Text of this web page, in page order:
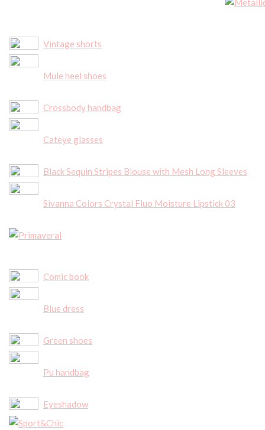
Vintage shorts
Mule heel shoes
Crossbody handbag
Cateye glasses
Black Sequin Stripes Blouse with Mesh Long Sleeves
Sivanna Colors Crystal Fluo Moisture Lipstick 03
Comic book
Blue dress
Green shoes
Pu handbag
Eyeshadow